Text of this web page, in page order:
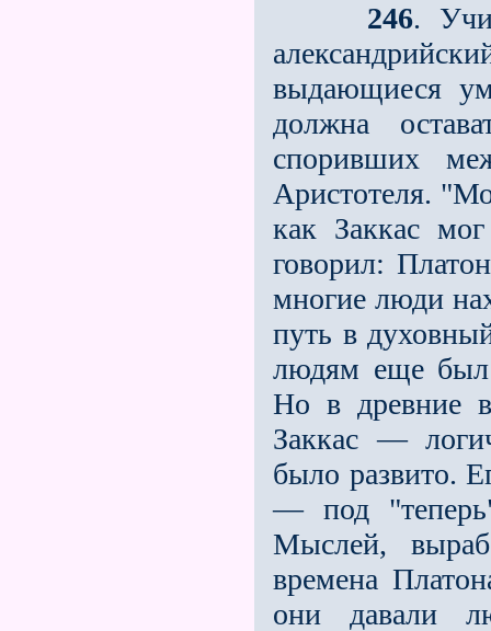
246.
выдающиеся
должна
споривших
Аристотеля.
как Заккас
говорил:
многие люди
путь в
людям еще был
Но в древние
Заккас —
было развито.
— под
Мыслей,
времена
они давали